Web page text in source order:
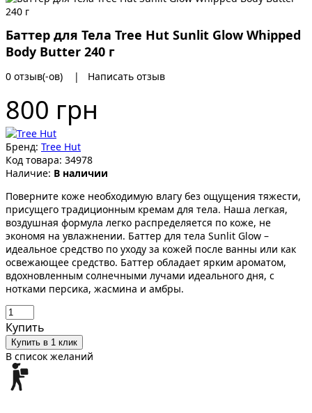
Баттер для Тела Tree Hut Sunlit Glow Whipped
Body Butter 240 г
0 отзыв(-ов) | Написать отзыв
800 грн
Бренд: Tree Hut
Код товара: 34978
Наличие: В наличии
Поверните коже необходимую влагу без ощущения тяжести,
присущего традиционным кремам для тела. Наша легкая,
воздушная формула легко распределяется по коже, не
экономя на увлажнении. Баттер для тела Sunlit Glow –
идеальное средство по уходу за кожей после ванны или как
освежающее средство. Баттер обладает ярким ароматом,
вдохновленным солнечными лучами идеального дня, с
нотками персика, жасмина и амбры.
Купить
Купить в 1 клик
В список желаний